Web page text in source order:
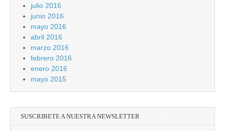
julio 2016
junio 2016
mayo 2016
abril 2016
marzo 2016
febrero 2016
enero 2016
mayo 2015
SUSCRIBETE A NUESTRA NEWSLETTER